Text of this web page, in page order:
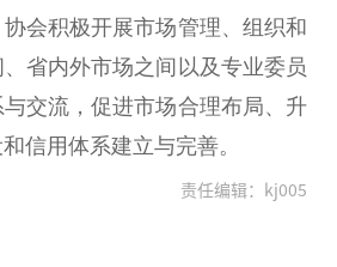
会积极开展市场管理、组织和
省内外市场之间以及专业委员
交流，促进市场合理布局、升
信用体系建立与完善。
责任编辑：kj005